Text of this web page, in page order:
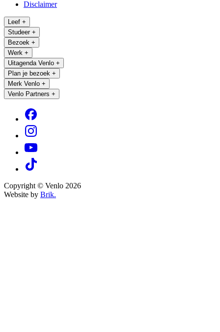
Disclaimer
Leef +
Studeer +
Bezoek +
Werk +
Uitagenda Venlo +
Plan je bezoek +
Merk Venlo +
Venlo Partners +
Copyright © Venlo 2026
Website by Brik.